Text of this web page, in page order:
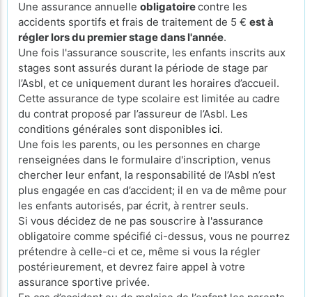
Une assurance annuelle obligatoirecontre les
accidents sportifs et frais de traitement de 5 € est à
régler lors du premier stage dans l'année.
Une fois l'assurance souscrite, les enfants inscrits aux
stages sont assurés durant la période de stage par
l’Asbl, et ce uniquement durant les horaires d’accueil.
Cette assurance de type scolaire est limitée au cadre
du contrat proposé par l’assureur de l’Asbl. Les
conditions générales sont disponibles ici.
Une fois les parents, ou les personnes en charge
renseignées dans le formulaire d'inscription, venus
chercher leur enfant, la responsabilité de l’Asbl n’est
plus engagée en cas d’accident; il en va de même pour
les enfants autorisés, par écrit, à rentrer seuls.
Si vous décidez de ne pas souscrire à l'assurance
obligatoire comme spécifié ci-dessus, vous ne pourrez
prétendre à celle-ci et ce, même si vous la régler
postérieurement, et devrez faire appel à votre
assurance sportive privée.